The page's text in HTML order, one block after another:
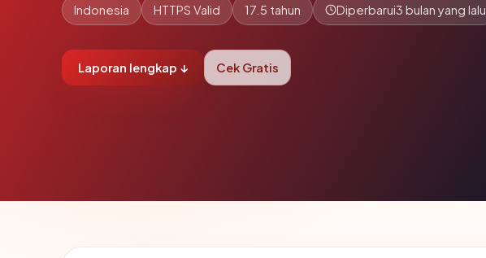
Indonesia HTTPS Valid 17.5 tahun Diperbarui3 bulan yang lalu
Laporan lengkap ↓ Cek Gratis